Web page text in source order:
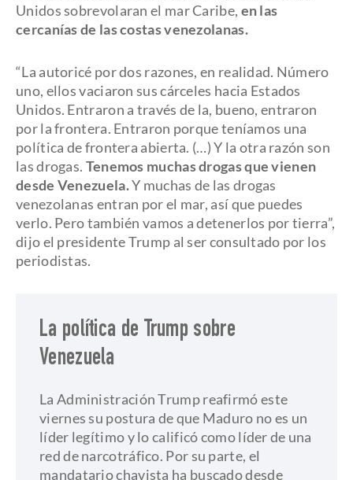
Unidos sobrevolaran el mar Caribe, en las
cercanías de las costas venezolanas.
“La autoricé por dos razones, en realidad. Número
uno, ellos vaciaron sus cárceles hacia Estados
Unidos. Entraron a través de la, bueno, entraron
por la frontera. Entraron porque teníamos una
política de frontera abierta. (…) Y la otra razón son
las drogas. Tenemos muchas drogas que vienen
desde Venezuela.Y muchas de las drogas
venezolanas entran por el mar, así que puedes
verlo. Pero también vamos a detenerlos por tierra”,
dijo el presidente Trump al ser consultado por los
periodistas.
La política de Trump sobre
Venezuela
La Administración Trump reafirmó este
viernes su postura de que Maduro no es un
líder legítimo y lo calificó como líder de una
red de narcotráfico. Por su parte, el
mandatario chavista ha buscado desde